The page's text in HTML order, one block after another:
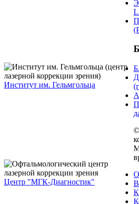
Институт им. Гельмгольца
Центр "МГК-Диагностик"
©
О